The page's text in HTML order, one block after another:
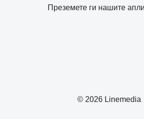
© 2026 Linemedia
Преземете ги нашите